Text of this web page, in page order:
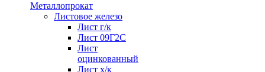
Металлопрокат
Листовое железо
Лист г/к
Лист 09Г2С
Лист
оцинкованный
Лист х/к